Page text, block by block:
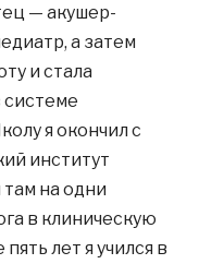
— акушер-
а затем
и стала
системе
я окончил с
институт
там на одни
в клиническую
лет я учился в